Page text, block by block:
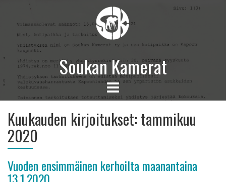
Soukan Kamerat
Kuukauden kirjoitukset:tammikuu
2020
Vuoden ensimmäinen kerhoilta maanantaina